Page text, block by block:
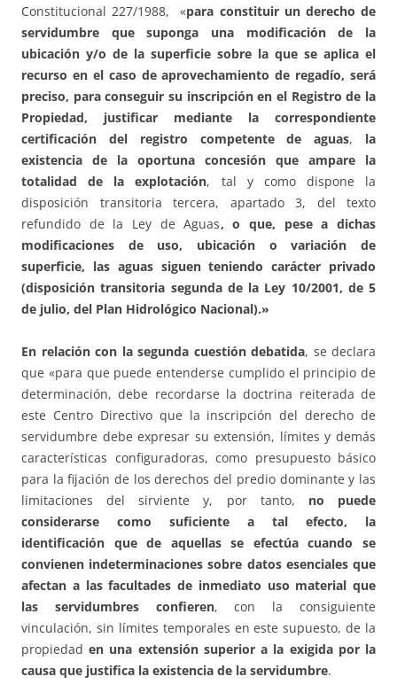
Constitucional 227/1988, «para constituir un derecho de
servidumbre que suponga una modificación de la
ubicación y/o de la superficie sobre la que se aplica el
recurso en el caso de aprovechamiento de regadío, será
preciso, para conseguir su inscripción en el Registro de la
Propiedad, justificar mediante la correspondiente
certificación del registro competente de aguas, la
existencia de la oportuna concesión que ampare la
totalidad de la explotación, tal y como dispone la
disposición transitoria tercera, apartado 3, del texto
refundido de la Ley de Aguas, o que, pese a dichas
modificaciones de uso, ubicación o variación de
superficie, las aguas siguen teniendo carácter privado
(disposición transitoria segunda de la Ley 10/2001, de 5
de julio, del Plan Hidrológico Nacional).»
En relación con la segunda cuestión debatida, se declara
que «para que puede entenderse cumplido el principio de
determinación, debe recordarse la doctrina reiterada de
este Centro Directivo que la inscripción del derecho de
servidumbre debe expresar su extensión, límites y demás
características configuradoras, como presupuesto básico
para la fijación de los derechos del predio dominante y las
limitaciones del sirviente y, por tanto, no puede
considerarse como suficiente a tal efecto, la
identificación que de aquellas se efectúa cuando se
convienen indeterminaciones sobre datos esenciales que
afectan a las facultades de inmediato uso material que
las servidumbres confieren, con la consiguiente
vinculación, sin límites temporales en este supuesto, de la
propiedaden una extensión superior a la exigida por la
causa que justifica la existencia de la servidumbre.